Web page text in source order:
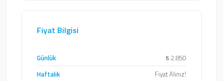
Fiyat Bilgisi
Günlük ₺2.850
Haftalık
Fiyat Alınız!